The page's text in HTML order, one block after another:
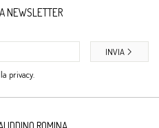
NEWSLETTER
privacy.
INVIA